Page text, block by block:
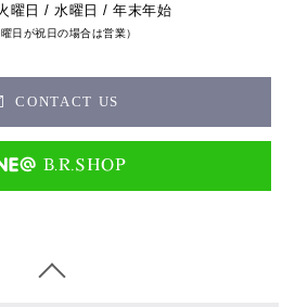
曜日 / 水曜日 / 年末年始
日が祝日の場合は営業）
CONTACT US